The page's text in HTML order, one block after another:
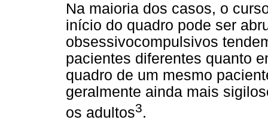
Na maioria dos casos, o
início do quadro pode ser
obsessivocompulsivos
pacientes diferentes quanto
quadro de um mesmo
geralmente ainda mais
os adultos3.